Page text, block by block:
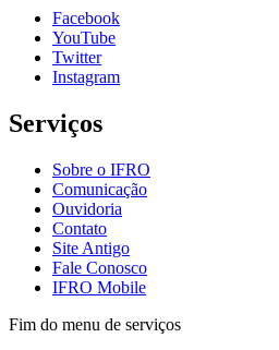
Facebook
YouTube
Twitter
Instagram
Serviços
Sobre o IFRO
Comunicação
Ouvidoria
Contato
Site Antigo
Fale Conosco
IFRO Mobile
Fim do menu de serviços